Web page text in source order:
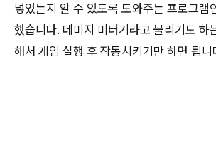
넣었는지 알 수 있도록 도와주는 프로그램
했습니다. 데미지 미터기라고 불리기도 하
해서 게임 실행 후 작동시키기만 하면 됩니